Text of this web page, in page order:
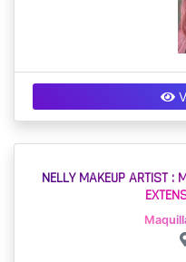
NELLY MAKEUP ARTIST :